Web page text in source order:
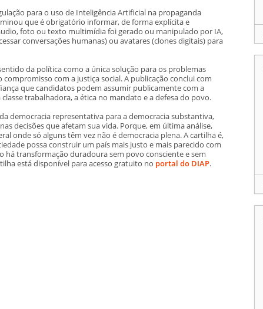
para o uso de Inteligência Artificial na propaganda
que é obrigatório informar, de forma explícita e
foto ou texto multimídia foi gerado ou manipulado por IA,
conversações humanas) ou avatares (clones digitais) para
da política como a única solução para os problemas
com a justiça social. A publicação conclui com
que candidatos podem assumir publicamente com a
trabalhadora, a ética no mandato e a defesa do povo.
democracia representativa para a democracia substantiva,
decisões que afetam sua vida. Porque, em última análise,
onde só alguns têm vez não é democracia plena. A cartilha é,
possa construir um país mais justo e mais parecido com
há transformação duradoura sem povo consciente e sem
está disponível para acesso gratuito no portal do DIAP.